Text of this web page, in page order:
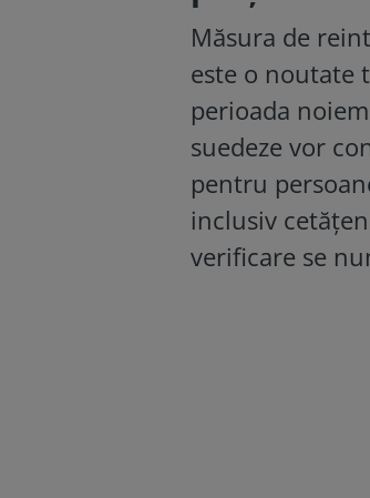
Măsura de
este o noutate
perioada
suedeze vor
pentru
inclusiv
verificare se